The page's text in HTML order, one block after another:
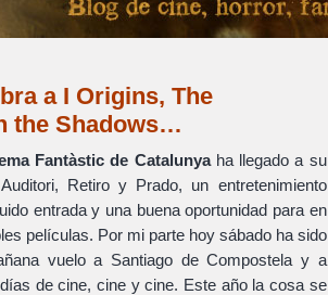
a I Origins, The
the Shadows…
Fantàstic de Catalunyaha llegado a su
Retiro y Prado, un entretenimiento
entrada y una buena oportunidad para en
películas. Por mi parte hoy sábado ha sido
vuelo a Santiago de Compostela y a
de cine, cine y cine. Este año la cosa se